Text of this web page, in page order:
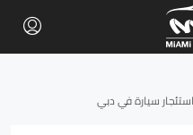
سيارة في دبي